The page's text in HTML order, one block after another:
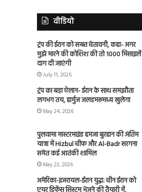
वीडियो
ट्रंप की ईरान को सख्त चेतावनी, कहा- अगर
मुझे मारने की कोशिश की तो 1000 मिसाइलें
दाग दी जाएंगी
July 11, 2026
ट्रंप का बड़ा ऐलान- ईरान के साथ समझौता
लगभग तय, हार्मुज जलडमरूमध्य खुलेगा
May 24, 2026
पुलवामा मास्टरमाइंड हमजा बुरहान की अंतिम
यात्रा में Hizbul चीफ और Al-Badr सरगना
समेत कई आतंकी शामिल
May 23, 2026
अमेरिका-इजरायल-ईरान युद्ध: चीन ईरान को